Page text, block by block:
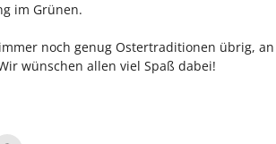
im Grünen.
noch genug Ostertraditionen übrig,
wünschen allen viel Spaß dabei!